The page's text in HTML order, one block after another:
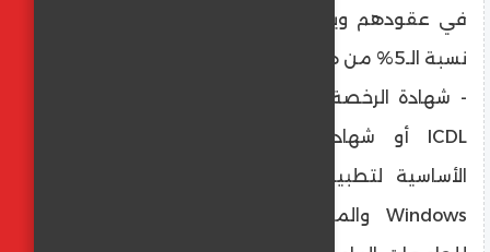
في عقودهم ويعفى ذوي الاحتياجات الخاصة
نسبة الـ5% من هذا الشرط.
- شهادة الرخصة الدولية لقيادة الحاسب الآلي
ICDL أو شهادة لبرنامج تدريبي للمهارات
Windows والمعتمد من المجلس الأعلى